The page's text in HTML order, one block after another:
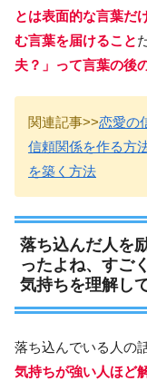
とは表面的な言葉だ
む言葉を届けること
夫？」って言葉の後
関連記事>>恋愛の
信頼関係を作る方
を築く方法
落ち込んだ人を
ったよね、すご
気持ちを理解し
落ち込んでいる人の
気持ちが強い人ほど